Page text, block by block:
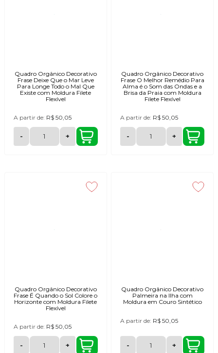
Quadro Orgânico Decorativo
Frase Deixe Que o Mar Leve
Para Longe Todo o Mal Que
Existe com Moldura Filete
Flexível
A partir de: R$ 50,05
- +
Quadro Orgânico Decorativo
Frase O Melhor Remédio Para
Alma é o Som das Ondas e a
Brisa da Praia com Moldura
Filete Flexível
A partir de: R$ 50,05
- +
Quadro Orgânico Decorativo
Frase É Quando o Sol Colore o
Horizonte com Moldura Filete
Flexível
A partir de: R$ 50,05
- +
Quadro Orgânico Decorativo
Palmeira na Ilha com
Moldura em Couro Sintético
A partir de: R$ 50,05
- +